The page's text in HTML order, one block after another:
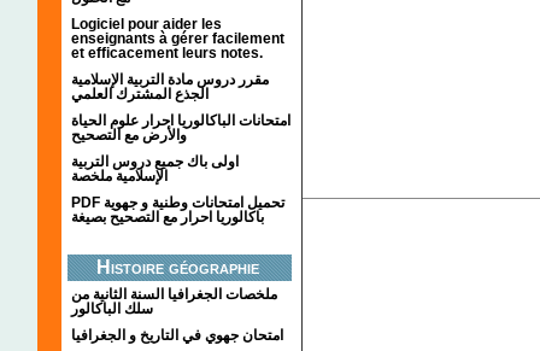
Logiciel pour aider les
enseignants à gérer facilement
et efficacement leurs notes.
مقرر دروس مادة التربية الإسلامية
الجذع المشترك العلمي
امتحانات الباكالوريا احرار علوم الحياة
والأرض مع التصحيح
اولى باك جميع دروس التربية
الإسلامية ملخصة
PDF تحميل امتحانات وطنية و جهوية
باكالوريا احرار مع التصحيح بصيغة
Histoire géographie
ملخصات الجغرافيا السنة الثانية من
سلك الباكالور
امتحان جهوي في التاريخ و الجغرافيا